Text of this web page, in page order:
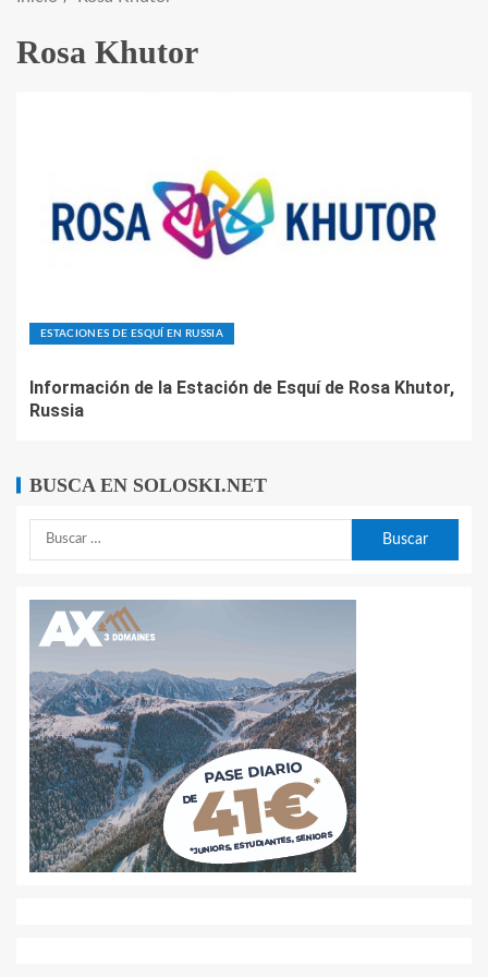
Rosa Khutor
ESTACIONES DE ESQUÍ EN RUSSIA
Información de la Estación de Esquí de Rosa Khutor,
Russia
BUSCA EN SOLOSKI.NET